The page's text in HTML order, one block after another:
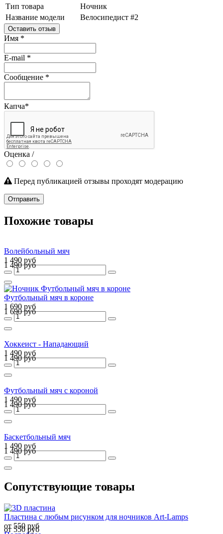
Тип товара
Ночник
Название модели
Велосипедист #2
Оставить отзыв
Имя *
E-mail *
Сообщение *
Капча*
Оценка /
Перед публикацией отзывы проходят модерацию
Отправить
Похожие товары
Волейбольный мяч
1 490 руб
1 490 руб
Футбольный мяч в короне
1 690 руб
1 690 руб
Хоккеист - Нападающий
1 490 руб
1 490 руб
Футбольный мяч с короной
1 490 руб
1 490 руб
Баскетбольный мяч
1 490 руб
1 490 руб
Сопутствующие товары
Пластина с любым рисунком для ночников Art-Lamps
от 550 руб
от 550 руб